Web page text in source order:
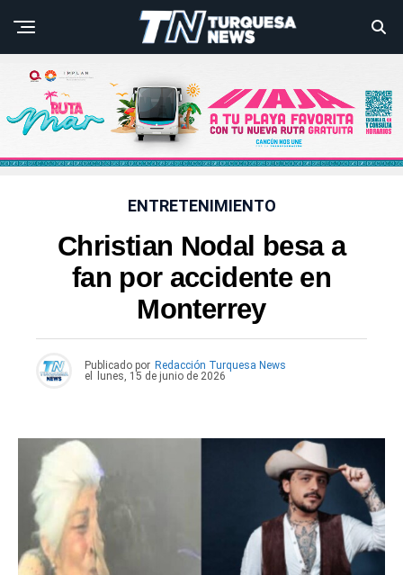
ENTRETENIMIENTO
Christian Nodal besa a
fan por accidente en
Monterrey
Publicado por Redacción Turquesa News
el
lunes, 15 de junio de 2026